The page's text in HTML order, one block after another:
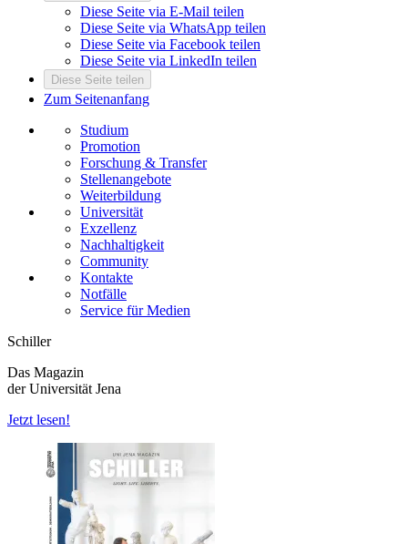
Diese Seite via E-Mail teilen
Diese Seite via WhatsApp teilen
Diese Seite via Facebook teilen
Diese Seite via LinkedIn teilen
Diese Seite teilen
Zum Seitenanfang
Studium
Promotion
Forschung & Transfer
Stellenangebote
Weiterbildung
Universität
Exzellenz
Nachhaltigkeit
Community
Kontakte
Notfälle
Service für Medien
Schiller
Das Magazin
der Universität Jena
Jetzt lesen!